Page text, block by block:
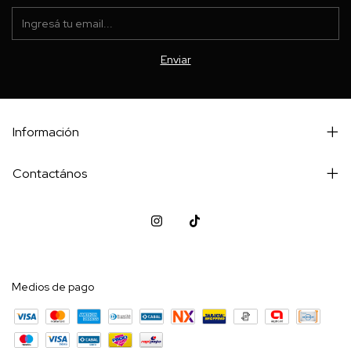
Información
Contactános
Medios de pago